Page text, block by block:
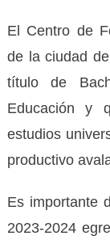
El Centro de
de la ciudad
título de
Educación y
estudios
productivo
Es importante
2023-2024